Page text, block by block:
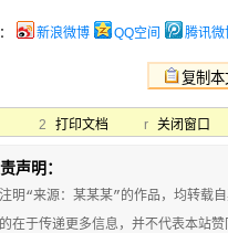
新浪微博 QQ空间 腾讯微
2 打印文档 r 关闭窗口
声明：
明“来源：某某某”的作品，均转载
在于传递更多信息，并不代表本站赞